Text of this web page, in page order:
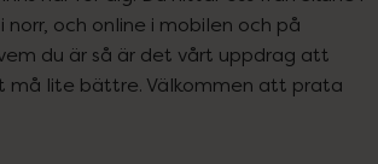
norr, och online i mobilen och på
du är så är det vårt uppdrag att
må lite bättre. Välkommen att prata